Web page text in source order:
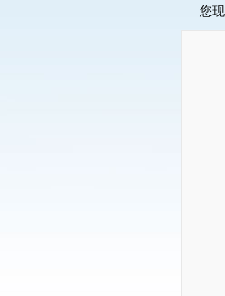
您